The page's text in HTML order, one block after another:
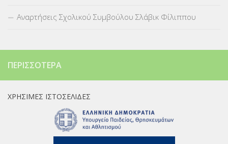
Αναρτήσεις Σχολικού Συμβούλου Σλάβικ Φίλιππου
ΠΕΡΙΣΣΌΤΕΡΑ
ΧΡΉΣΙΜΕΣ ΙΣΤΟΣΕΛΊΔΕΣ